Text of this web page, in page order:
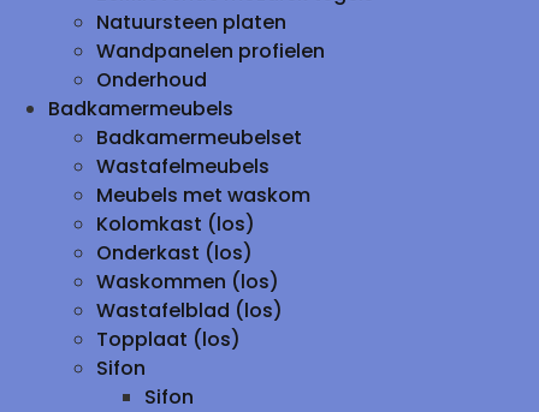
Natuursteen platen
Wandpanelen profielen
Onderhoud
Badkamermeubels
Badkamermeubelset
Wastafelmeubels
Meubels met waskom
Kolomkast (los)
Onderkast (los)
Waskommen (los)
Wastafelblad (los)
Topplaat (los)
Sifon
Sifon